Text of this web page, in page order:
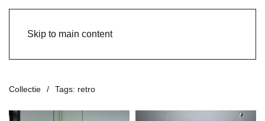
Skip to main content
Collectie Tags: retro